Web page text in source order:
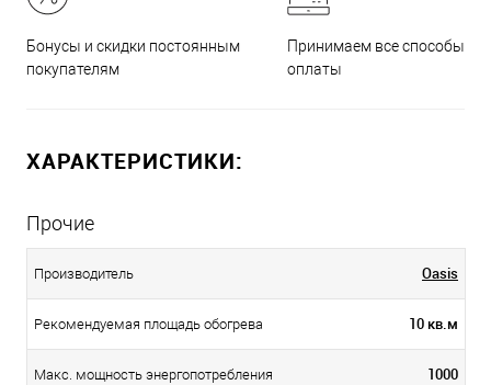
Бонусы и скидки постоянным
покупателям
Принимаем все способы
оплаты
ХАРАКТЕРИСТИКИ:
Прочие
Производитель Oasis
Рекомендуемая площадь обогрева 10 кв.м
Макс. мощность энергопотребления 1000